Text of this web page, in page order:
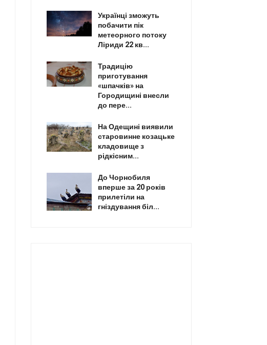
Українці зможуть
побачити пік
метеорного потоку
Ліриди 22 кв...
Традицію
приготування
«шпачків» на
Городищині внесли
до пере...
На Одещині виявили
старовинне козацьке
кладовище з
рідкісним...
До Чорнобиля
вперше за 20 років
прилетіли на
гніздування біл...